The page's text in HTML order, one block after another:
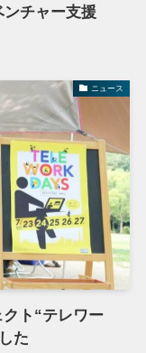
ンチャー支援
ニュース
ト“テレワー
た